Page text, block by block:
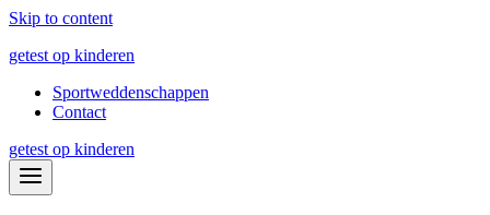
Skip to content
getest op kinderen
Sportweddenschappen
Contact
getest op kinderen